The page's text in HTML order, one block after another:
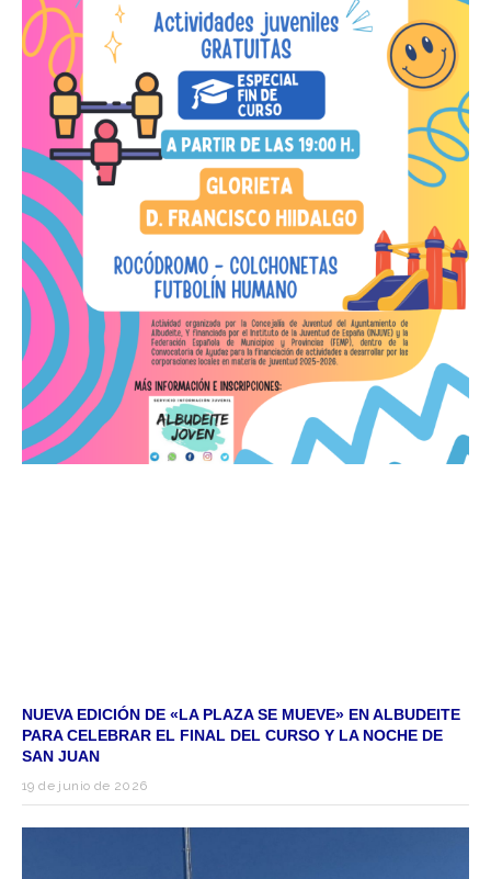
NUEVA EDICIÓN DE «LA PLAZA SE MUEVE» EN ALBUDEITE
PARA CELEBRAR EL FINAL DEL CURSO Y LA NOCHE DE
SAN JUAN
19 de junio de 2026